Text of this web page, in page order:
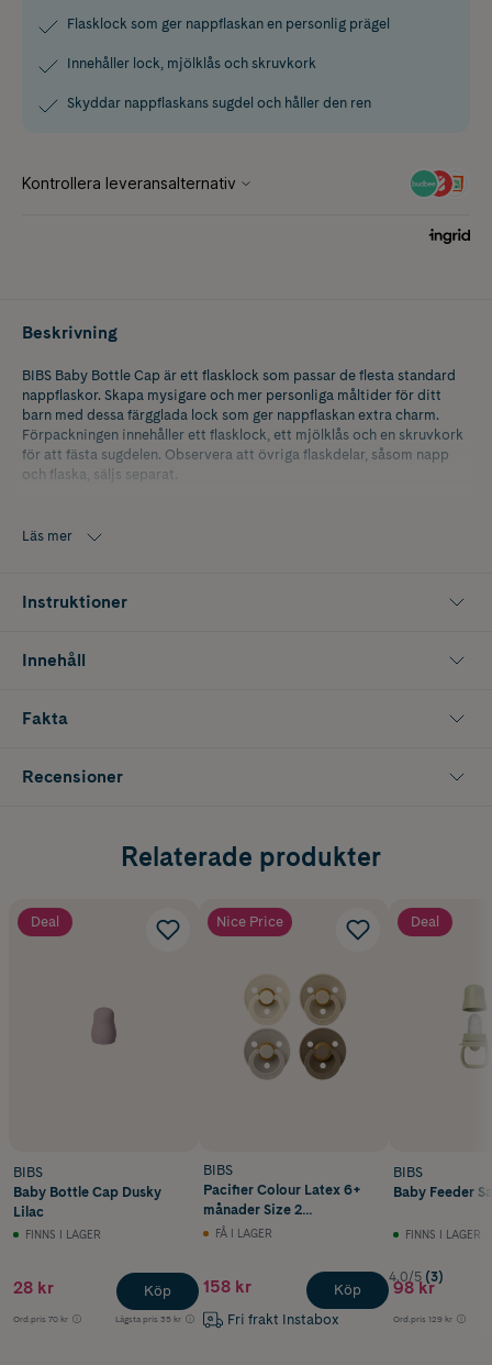
Flasklock som ger nappflaskan en personlig prägel
Innehåller lock, mjölklås och skruvkork
Skyddar nappflaskans sugdel och håller den ren
Beskrivning
BIBS Baby Bottle Cap är ett flasklock som passar de flesta standard
nappflaskor. Skapa mysigare och mer personliga måltider för ditt
barn med dessa färgglada lock som ger nappflaskan extra charm.
Förpackningen innehåller ett flasklock, ett mjölklås och en skruvkork
för att fästa sugdelen. Observera att övriga flaskdelar, såsom napp
och flaska, säljs separat.
Läs mer
Instruktioner
Innehåll
Fakta
Recensioner
Relaterade produkter
Deal
BIBS
Baby Bottle Cap Dusky
Lilac
FINNS I LAGER
28 kr
Ord.pris 70 kr Lägsta pris 35 kr
Köp
Nice Price
BIBS
Pacifier Colour Latex 6+
månader Size 2
Ivory/Sand/Vanilla/Dark
FÅ I LAGER
158 kr
Fri frakt Instabox
Köp
Deal
BIBS
Baby Feeder
FINNS I LAGER
4.0/5 (3)
98 kr
Ord.pris 129 kr